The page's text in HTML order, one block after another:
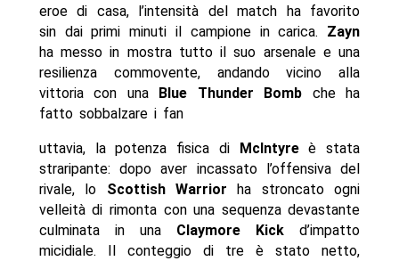
eroe di casa, l’intensità del match ha favorito
sin dai primi minuti il campione in carica. Zayn
ha messo in mostra tutto il suo arsenale e una
resilienza commovente, andando vicino alla
vittoria con una
Blue Thunder Bomb che ha
fatto sobbalzare i fan
uttavia, la potenza fisica di McIntyreè stata
straripante: dopo aver incassato l’offensiva del
rivale, lo Scottish Warrior ha stroncato ogni
velleità di rimonta con una sequenza devastante
culminata in una Claymore Kick d’impatto
micidiale. Il conteggio di tre è stato netto,